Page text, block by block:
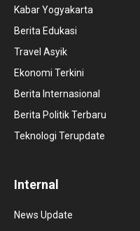
Kabar Yogyakarta
Berita Edukasi
Travel Asyik
Ekonomi Terkini
Berita Internasional
Berita Politik Terbaru
Teknologi Terupdate
Internal
News Update